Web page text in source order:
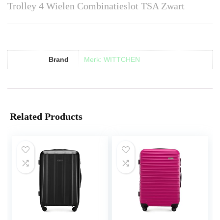
Trolley 4 Wielen Combinatieslot TSA Zwart
Brand Merk: WITTCHEN
Related Products